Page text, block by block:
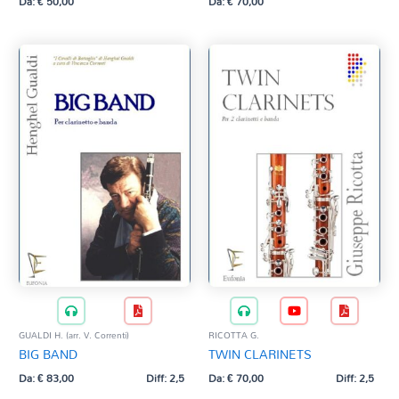
VOLANTE I.
WEBER C. M. v. (strum. A. Licitra)
WILLIAMS J. (trascr. M. Mangani)
GUALDI H. (arr. V. Correnti)
BIG BAND
Da:€83,00 Diff: 2,5
RICOTTA G.
TWIN CLARINETS
Da:€70,00 Diff: 2,5